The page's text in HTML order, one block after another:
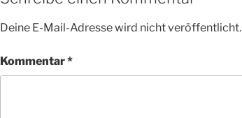
Deine E-Mail-Adresse wird nicht veröffentlicht.
Kommentar*